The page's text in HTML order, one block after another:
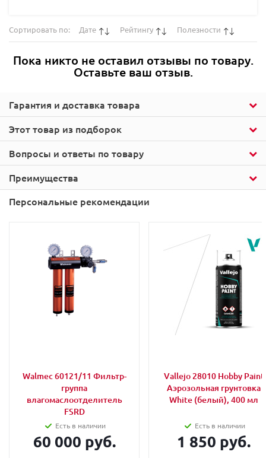
Этот товар из подборок
Гарантия и доставка товара
Сортировать по: Дате Рейтингу Полезности
Пока никто не оставил отзывы по товару.
Оставьте ваш отзыв.
Вопросы и ответы по товару
Преимущества
Персональные рекомендации
Walmec 60121/11 Фильтр-
группа
влагомаслоотделитель
FSRD
Есть в наличии
60 000 руб.
Vallejo 28010 Hobby Paint
Аэрозольная грунтовка
White (белый), 400 мл
Есть в наличии
1 850 руб.